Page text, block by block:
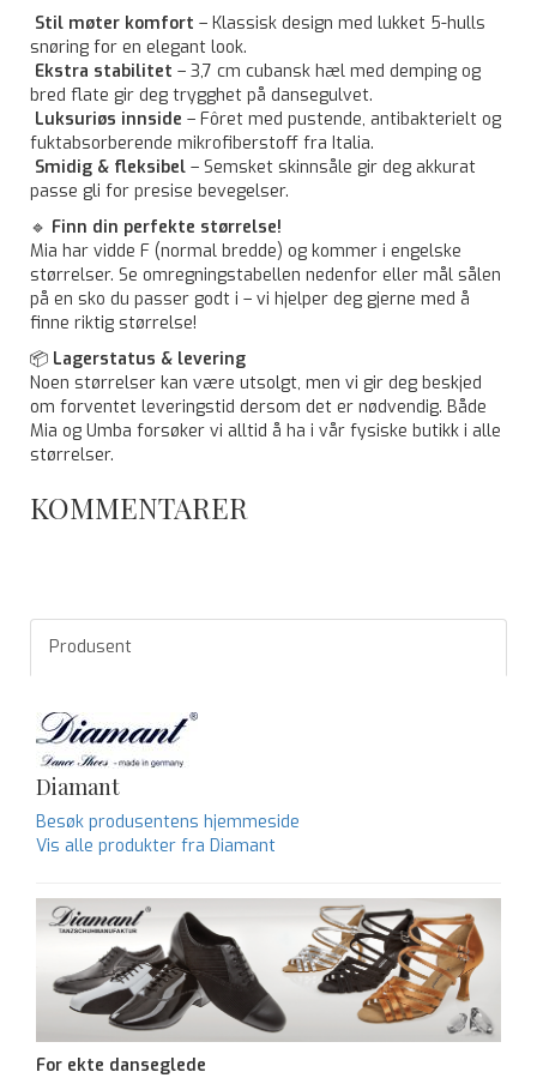
Stil møter komfort – Klassisk design med lukket 5-hulls
snøring for en elegant look.
Ekstra stabilitet – 3,7 cm cubansk hæl med demping og
bred flate gir deg trygghet på dansegulvet.
Luksuriøs innside – Fôret med pustende, antibakterielt og
fuktabsorberende mikrofiberstoff fra Italia.
Smidig & fleksibel – Semsket skinnsåle gir deg akkurat
passe gli for presise bevegelser.
🔹 Finn din perfekte størrelse!
Mia har vidde F (normal bredde) og kommer i engelske
størrelser. Se omregningstabellen nedenfor eller mål sålen
på en sko du passer godt i – vi hjelper deg gjerne med å
finne riktig størrelse!
📦 Lagerstatus & levering
Noen størrelser kan være utsolgt, men vi gir deg beskjed
om forventet leveringstid dersom det er nødvendig. Både
Mia og Umba forsøker vi alltid å ha i vår fysiske butikk i alle
størrelser.
KOMMENTARER
Produsent
Diamant
Besøk produsentens hjemmeside
Vis alle produkter fra Diamant
For ekte danseglede